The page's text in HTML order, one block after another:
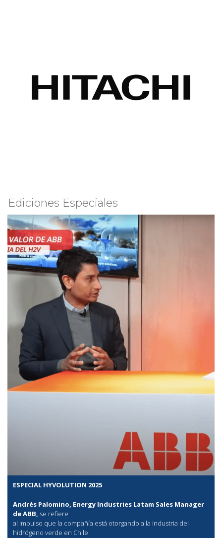
Ediciones Especiales
ESPECIAL HYVOLUTION 2025
Andrés Palomino, Energy Industries Latam Sales Manager
de ABB, se refiere
al impulso que la compañía está otorgando a la industria del
hidrógeno verde en Chile